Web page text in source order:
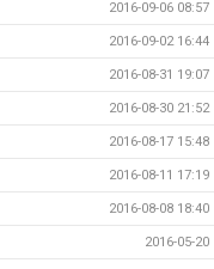
2016-09-06 08:57
2016-09-02 16:44
2016-08-31 19:07
2016-08-30 21:52
2016-08-17 15:48
2016-08-11 17:19
2016-08-08 18:40
2016-05-20